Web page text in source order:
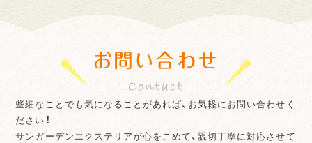
お問い合わせ
些細なことでも気になることがあれば、お気軽にお問い合わせく
ださい！
サンガーデンエクステリアが心をこめて、親切丁寧に対応させて